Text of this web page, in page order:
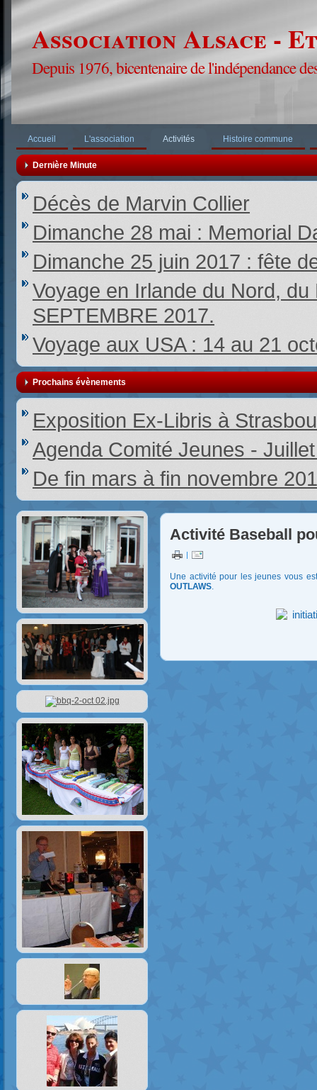
Association Alsace -
Depuis 1976, bicentenaire de l'indépendance
Accueil L'association Activités Histoire commune
Dernière Minute
Décès de Marvin Collier
Dimanche 28 mai : Memorial
Dimanche 25 juin 2017 : fête
Voyage en Irlande du Nord,
SEPTEMBRE 2017.
Voyage aux USA : 14 au 21
Prochains évènements
Exposition Ex-Libris à
Agenda Comité Jeunes -
De fin mars à fin novembre
Activité Baseball
|
Une activité pour les jeunes vous
OUTLAWS